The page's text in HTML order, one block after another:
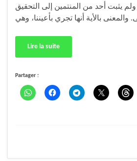
بأعيننا} [القمر: 14] ولم يثبت أحد من المنتمين إلى التحقيق
Lire la suite
Partager :